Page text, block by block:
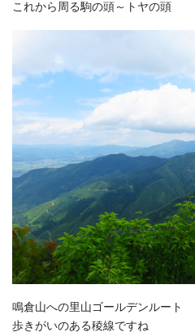
これから周る駒の頭～トヤの頭
鳴倉山への里山ゴールデンルート
歩きがいのある稜線ですね